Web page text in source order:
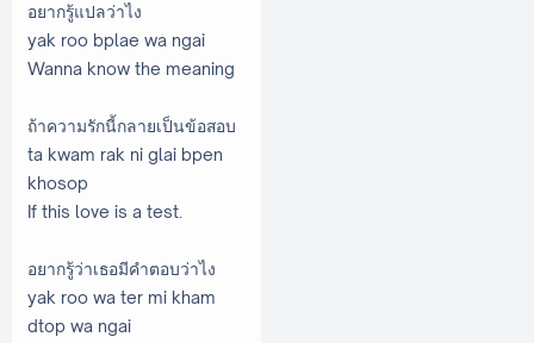
อยากรู้แปลว่าไง
yak roo bplae wa ngai
Wanna know the meaning
ถ้าความรักนี้กลายเป็นข้อสอบ
ta kwam rak ni glai bpen
khosop
If this love is a test.
อยากรู้ว่าเธอมีคำตอบว่าไง
yak roo wa ter mi kham
dtop wa ngai